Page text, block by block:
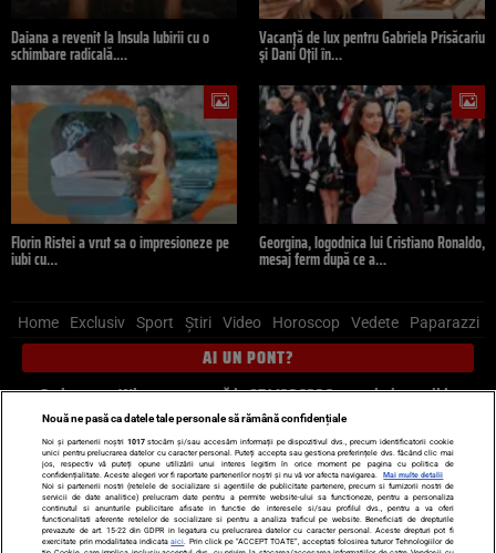
Daiana a revenit la Insula Iubirii cu o
schimbare radicală.…
Vacanță de lux pentru Gabriela Prisăcariu
și Dani Oțil în…
Florin Ristei a vrut sa o impresioneze pe
iubi cu…
Georgina, logodnica lui Cristiano Ronaldo,
mesaj ferm după ce a…
Home Exclusiv Sport Știri Video Horoscop Vedete Paparazzi
AI UN PONT?
Scrie-ne pe Whatsapp, sună la 0741226226 sau trimite mail la
pont@cancan.ro
Știri interne Știri externe
Politică
Ultimele stiri
Diete Insula Iubirii Dictionar de vise
LIFE STYLE
Horoscop
Nouă ne pasă ca datele tale personale să rămână confidențiale
Noi și partenerii noștri 1017stocăm și/sau accesăm informații pe dispozitivul dvs., precum identificatorii cookie
unici pentru prelucrarea datelor cu caracter personal. Puteți accepta sau gestiona preferințele dvs. făcând clic mai
jos, respectiv vă puteți opune utilizării unui interes legitim în orice moment pe pagina cu politica de
confidențialitate. Aceste alegeri vor fi raportate partenerilor noștri și nu vă vor afecta navigarea.
Mai multe detalii
Noi si partenerii nostri (retelele de socializare si agentiile de publicitate partenere, precum si furnizorii nostri de
servicii de date analitice) prelucram date pentru a permite website-ului sa functioneze, pentru a personaliza
continutul si anunturile publicitare afisate in functie de interesele si/sau profilul dvs., pentru a va oferi
functionalitati aferente retelelor de socializare si pentru a analiza traficul pe website. Beneficiati de drepturile
prevazute de art. 15-22 din GDPR in legatura cu prelucrarea datelor cu caracter personal. Aceste drepturi pot fi
exercitate prin modalitatea indicataaici . Prin click pe “ACCEPT TOATE”, acceptati folosirea tuturor Tehnologiilor de